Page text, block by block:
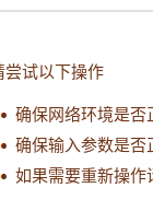
尝试以下操作
确保网络环境是否
确保输入参数是否
如果需要重新操作